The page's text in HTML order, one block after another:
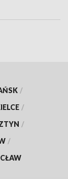
/
/
/
/